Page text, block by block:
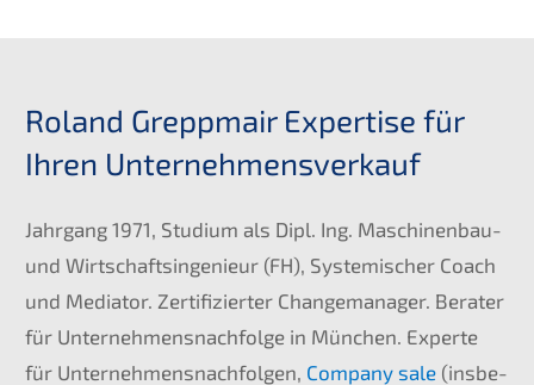
Roland Grepp­mair Exper­ti­se für
Ihren Unternehmensverkauf
Jahrgang 1971, Studi­um als Dipl. Ing. Maschi­nen­bau-
und Wirtschafts­in­ge­nieur (FH), Syste­mi­scher Coach
und Media­tor. Zerti­fi­zier­ter Change­ma­na­ger. Berater
für Unternehmens­nachfolge in München. Exper­te
für Unter­neh­mens­nach­fol­gen, Compa­ny sale (insbe­